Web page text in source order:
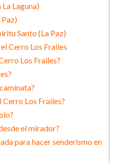
Laguna)
Santo (La Paz)
Cerro Los Frailes
Los Frailes?
Cerro Los Frailes?
el mirador?
para hacer senderismo en